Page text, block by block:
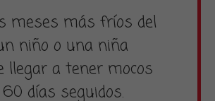
meses más fríos del
niño o una niña
llegar a tener mocos
días seguidos.